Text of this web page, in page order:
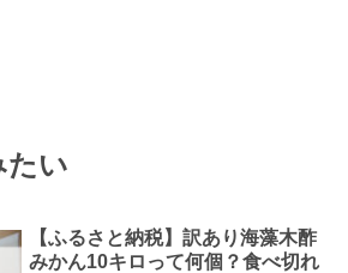
たい
【ふるさと納税】訳あり海藻木酢
みかん10キロって何個？食べ切れ